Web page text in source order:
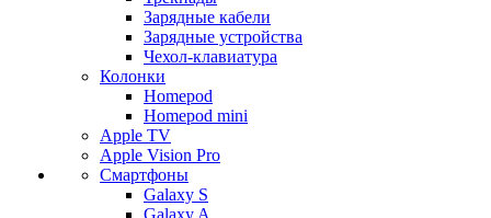
Зарядные кабели
Зарядные устройства
Чехол-клавиатура
Колонки
Homepod
Homepod mini
Apple TV
Apple Vision Pro
Смартфоны
Galaxy S